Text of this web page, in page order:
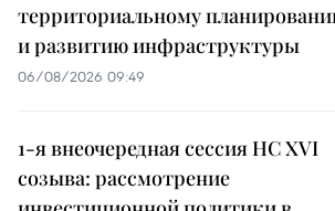
территориальному
и развитию инфраструктуры
06/08/2026 09:49
1-я внеочередная сессия НС XVI
созыва: рассмотрение